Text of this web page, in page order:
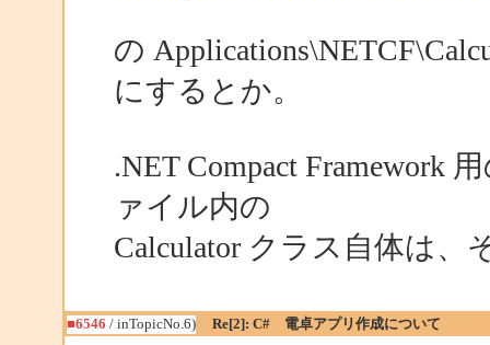
の
にするとか。
.NET Compact Framework
ァイル内の
Calculator クラス自体は
■6546 / inTopicNo.6) Re[2]: C# 電卓アプリ作成について